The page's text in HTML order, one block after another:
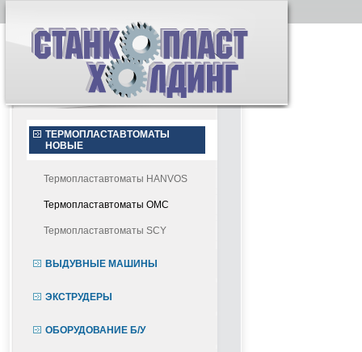
ТЕРМОПЛАСТАВТОМАТЫ
НОВЫЕ
Термопластавтоматы HANVOS
Термопластавтоматы OMC
Термопластавтоматы SCY
ВЫДУВНЫЕ МАШИНЫ
ЭКСТРУДЕРЫ
ОБОРУДОВАНИЕ Б/У